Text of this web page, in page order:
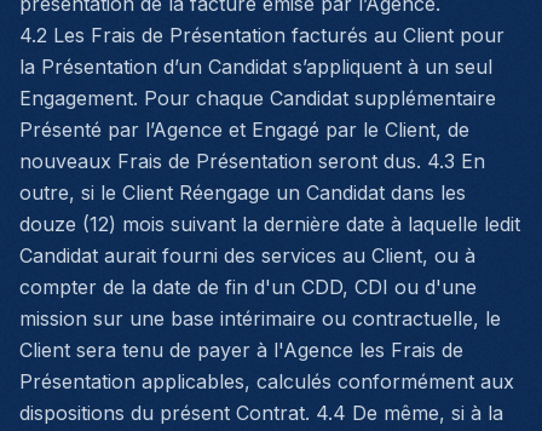
4.2 Les Frais de Présentation facturés au Client pour
la Présentation d’un Candidat s’appliquent à un seul
Engagement. Pour chaque Candidat supplémentaire
Présenté par l’Agence et Engagé par le Client, de
nouveaux Frais de Présentation seront dus. 4.3 En
outre, si le Client Réengage un Candidat dans les
douze (12) mois suivant la dernière date à laquelle ledit
Candidat aurait fourni des services au Client, ou à
compter de la date de fin d'un CDD, CDI ou d'une
mission sur une base intérimaire ou contractuelle, le
Client sera tenu de payer à l'Agence les Frais de
Présentation applicables, calculés conformément aux
dispositions du présent Contrat. 4.4 De même, si à la